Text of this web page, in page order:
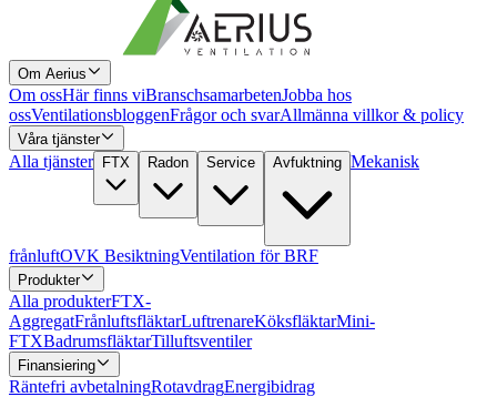
Om Aerius
Om ossHär finns viBranschsamarbetenJobba hos
ossVentilationsbloggenFrågor och svarAllmänna villkor & policy
Våra tjänster
Alla tjänster FTX Radon Service Avfuktning Mekanisk
frånluftOVK BesiktningVentilation för BRF
Produkter
Alla produkterFTX-
AggregatFrånluftsfläktarLuftrenareKöksfläktarMini-
FTXBadrumsfläktarTilluftsventiler
Finansiering
Räntefri avbetalningRotavdragEnergibidrag